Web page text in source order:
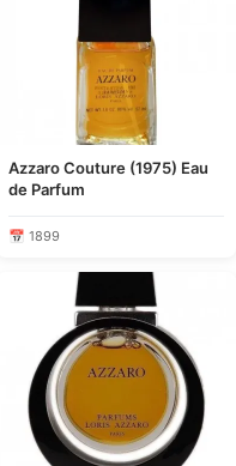
Azzaro Couture (1975) Eau
de Parfum
📅 1899